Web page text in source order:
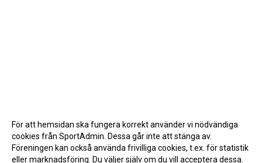
För att hemsidan ska fungera korrekt använder vi nödvändiga
cookies från SportAdmin. Dessa går inte att stänga av.
Föreningen kan också använda frivilliga cookies, t.ex. för statistik
eller marknadsföring. Du väljer själv om du vill acceptera dessa.